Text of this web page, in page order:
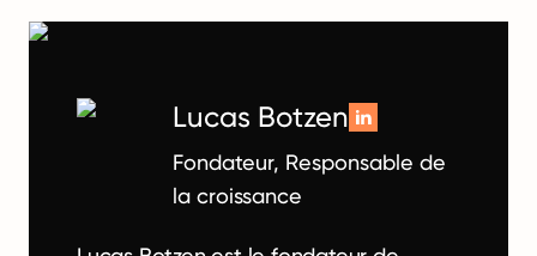
Lucas Botzen
Fondateur, Responsable de
la croissance